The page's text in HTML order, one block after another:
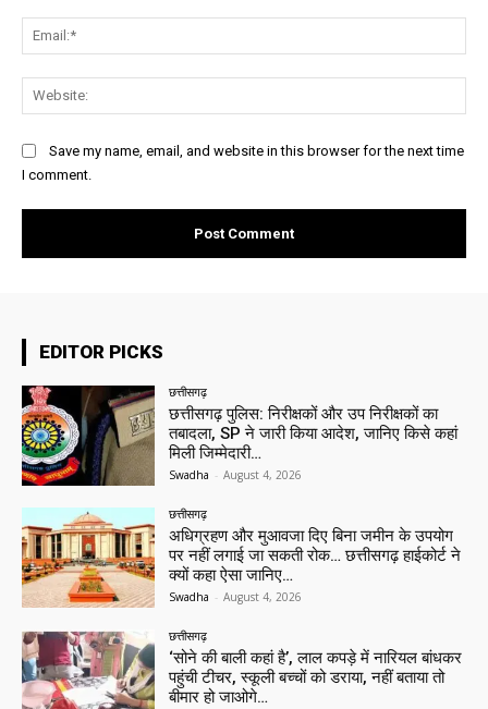
Save my name, email, and website in this browser for the next time
I comment.
EDITOR PICKS
छत्तीसगढ़
छत्तीसगढ़ पुलिस: निरीक्षकों और उप निरीक्षकों का
तबादला, SP ने जारी किया आदेश, जानिए किसे कहां
मिली जिम्मेदारी…
Swadha - August 4, 2026
छत्तीसगढ़
अधिग्रहण और मुआवजा दिए बिना जमीन के उपयोग
पर नहीं लगाई जा सकती रोक… छत्तीसगढ़ हाईकोर्ट ने
क्यों कहा ऐसा जानिए…
Swadha - August 4, 2026
छत्तीसगढ़
‘सोने की बाली कहां है’, लाल कपड़े में नारियल बांधकर
पहुंची टीचर, स्कूली बच्चों को डराया, नहीं बताया तो
बीमार हो जाओगे…